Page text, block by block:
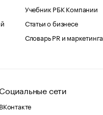
Учебник РБК Компании
Статьи о бизнесе
Словарь PR и маркетинга
Социальные сети
ВКонтакте